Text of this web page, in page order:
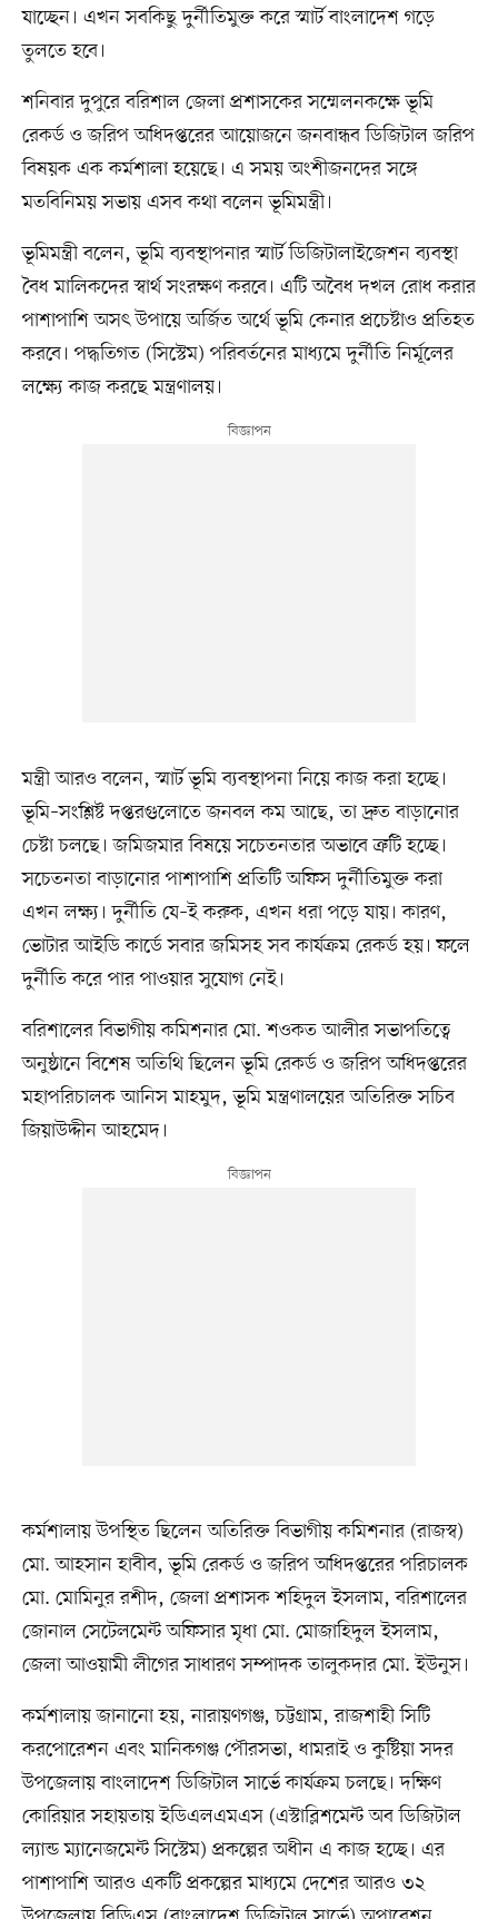
যাচ্ছেন। এখন সবকিছু দুর্নীতিমুক্ত করে স্মার্ট বাংলাদেশ গড়ে
তুলতে হবে।
শনিবার দুপুরে বরিশাল জেলা প্রশাসকের সম্মেলনকক্ষে ভূমি
রেকর্ড ও জরিপ অধিদপ্তরের আয়োজনে জনবান্ধব ডিজিটাল জরিপ
বিষয়ক এক কর্মশালা হয়েছে। এ সময় অংশীজনদের সঙ্গে
মতবিনিময় সভায় এসব কথা বলেন ভূমিমন্ত্রী।
ভূমিমন্ত্রী বলেন, ভূমি ব্যবস্থাপনার স্মার্ট ডিজিটালাইজেশন ব্যবস্থা
বৈধ মালিকদের স্বার্থ সংরক্ষণ করবে। এটি অবৈধ দখল রোধ করার
পাশাপাশি অসৎ উপায়ে অর্জিত অর্থে ভূমি কেনার প্রচেষ্টাও প্রতিহত
করবে। পদ্ধতিগত (সিস্টেম) পরিবর্তনের মাধ্যমে দুর্নীতি নির্মূলের
লক্ষ্যে কাজ করছে মন্ত্রণালয়।
মন্ত্রী আরও বলেন, স্মার্ট ভূমি ব্যবস্থাপনা নিয়ে কাজ করা হচ্ছে।
ভূমি–সংশ্লিষ্ট দপ্তরগুলোতে জনবল কম আছে, তা দ্রুত বাড়ানোর
চেষ্টা চলছে। জমিজমার বিষয়ে সচেতনতার অভাবে ত্রুটি হচ্ছে।
সচেতনতা বাড়ানোর পাশাপাশি প্রতিটি অফিস দুর্নীতিমুক্ত করা
এখন লক্ষ্য। দুর্নীতি যে–ই করুক, এখন ধরা পড়ে যায়। কারণ,
ভোটার আইডি কার্ডে সবার জমিসহ সব কার্যক্রম রেকর্ড হয়। ফলে
দুর্নীতি করে পার পাওয়ার সুযোগ নেই।
বরিশালের বিভাগীয় কমিশনার মো. শওকত আলীর সভাপতিত্বে
অনুষ্ঠানে বিশেষ অতিথি ছিলেন ভূমি রেকর্ড ও জরিপ অধিদপ্তরের
মহাপরিচালক আনিস মাহমুদ, ভূমি মন্ত্রণালয়ের অতিরিক্ত সচিব
জিয়াউদ্দীন আহমেদ।
কর্মশালায় উপস্থিত ছিলেন অতিরিক্ত বিভাগীয় কমিশনার (রাজস্ব)
মো. আহসান হাবীব, ভূমি রেকর্ড ও জরিপ অধিদপ্তরের পরিচালক
মো. মোমিনুর রশীদ, জেলা প্রশাসক শহিদুল ইসলাম, বরিশালের
জোনাল সেটেলমেন্ট অফিসার মৃধা মো. মোজাহিদুল ইসলাম,
জেলা আওয়ামী লীগের সাধারণ সম্পাদক তালুকদার মো. ইউনুস।
কর্মশালায় জানানো হয়, নারায়ণগঞ্জ, চট্টগ্রাম, রাজশাহী সিটি
করপোরেশন এবং মানিকগঞ্জ পৌরসভা, ধামরাই ও কুষ্টিয়া সদর
উপজেলায় বাংলাদেশ ডিজিটাল সার্ভে কার্যক্রম চলছে। দক্ষিণ
কোরিয়ার সহায়তায় ইডিএলএমএস (এস্টাব্লিশমেন্ট অব ডিজিটাল
ল্যান্ড ম্যানেজমেন্ট সিস্টেম) প্রকল্পের অধীন এ কাজ হচ্ছে। এর
পাশাপাশি আরও একটি প্রকল্পের মাধ্যমে দেশের আরও ৩২